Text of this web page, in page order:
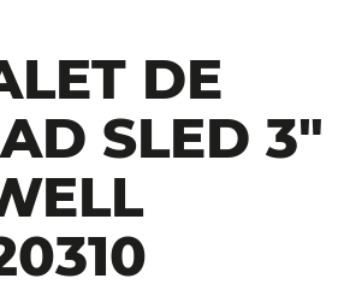
DE
SLED 3″